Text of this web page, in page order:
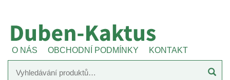
O NÁS OBCHODNÍ PODMÍNKY KONTAKT